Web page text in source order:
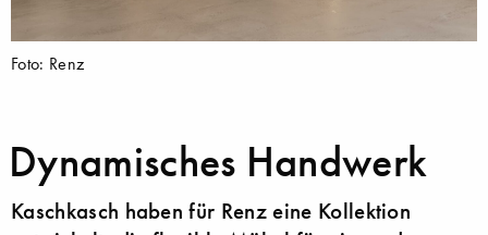
Foto: Renz
Dynamisches Handwerk
Kaschkasch haben für Renz eine Kollektion